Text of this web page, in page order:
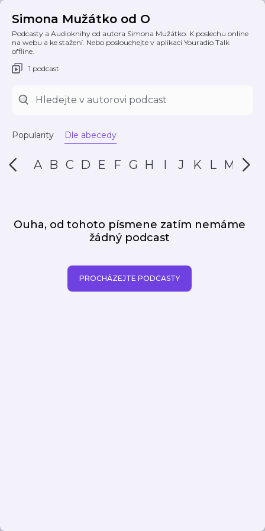
Simona Mužátko od O
Podcasty a Audioknihy od autora Simona Mužátko. K poslechu online
na webu a ke stažení. Nebo poslouchejte v aplikaci Youradio Talk
offline.
1 podcast
Popularity Dle abecedy
A B C D E F G H I J K L M N
Ouha, od tohoto písmene zatím nemáme
žádný podcast
PROCHÁZEJTE PODCASTY